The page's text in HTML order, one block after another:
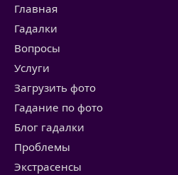
Главная
Гадалки
Вопросы
Услуги
Загрузить фото
Гадание по фото
Блог гадалки
Проблемы
Экстрасенсы